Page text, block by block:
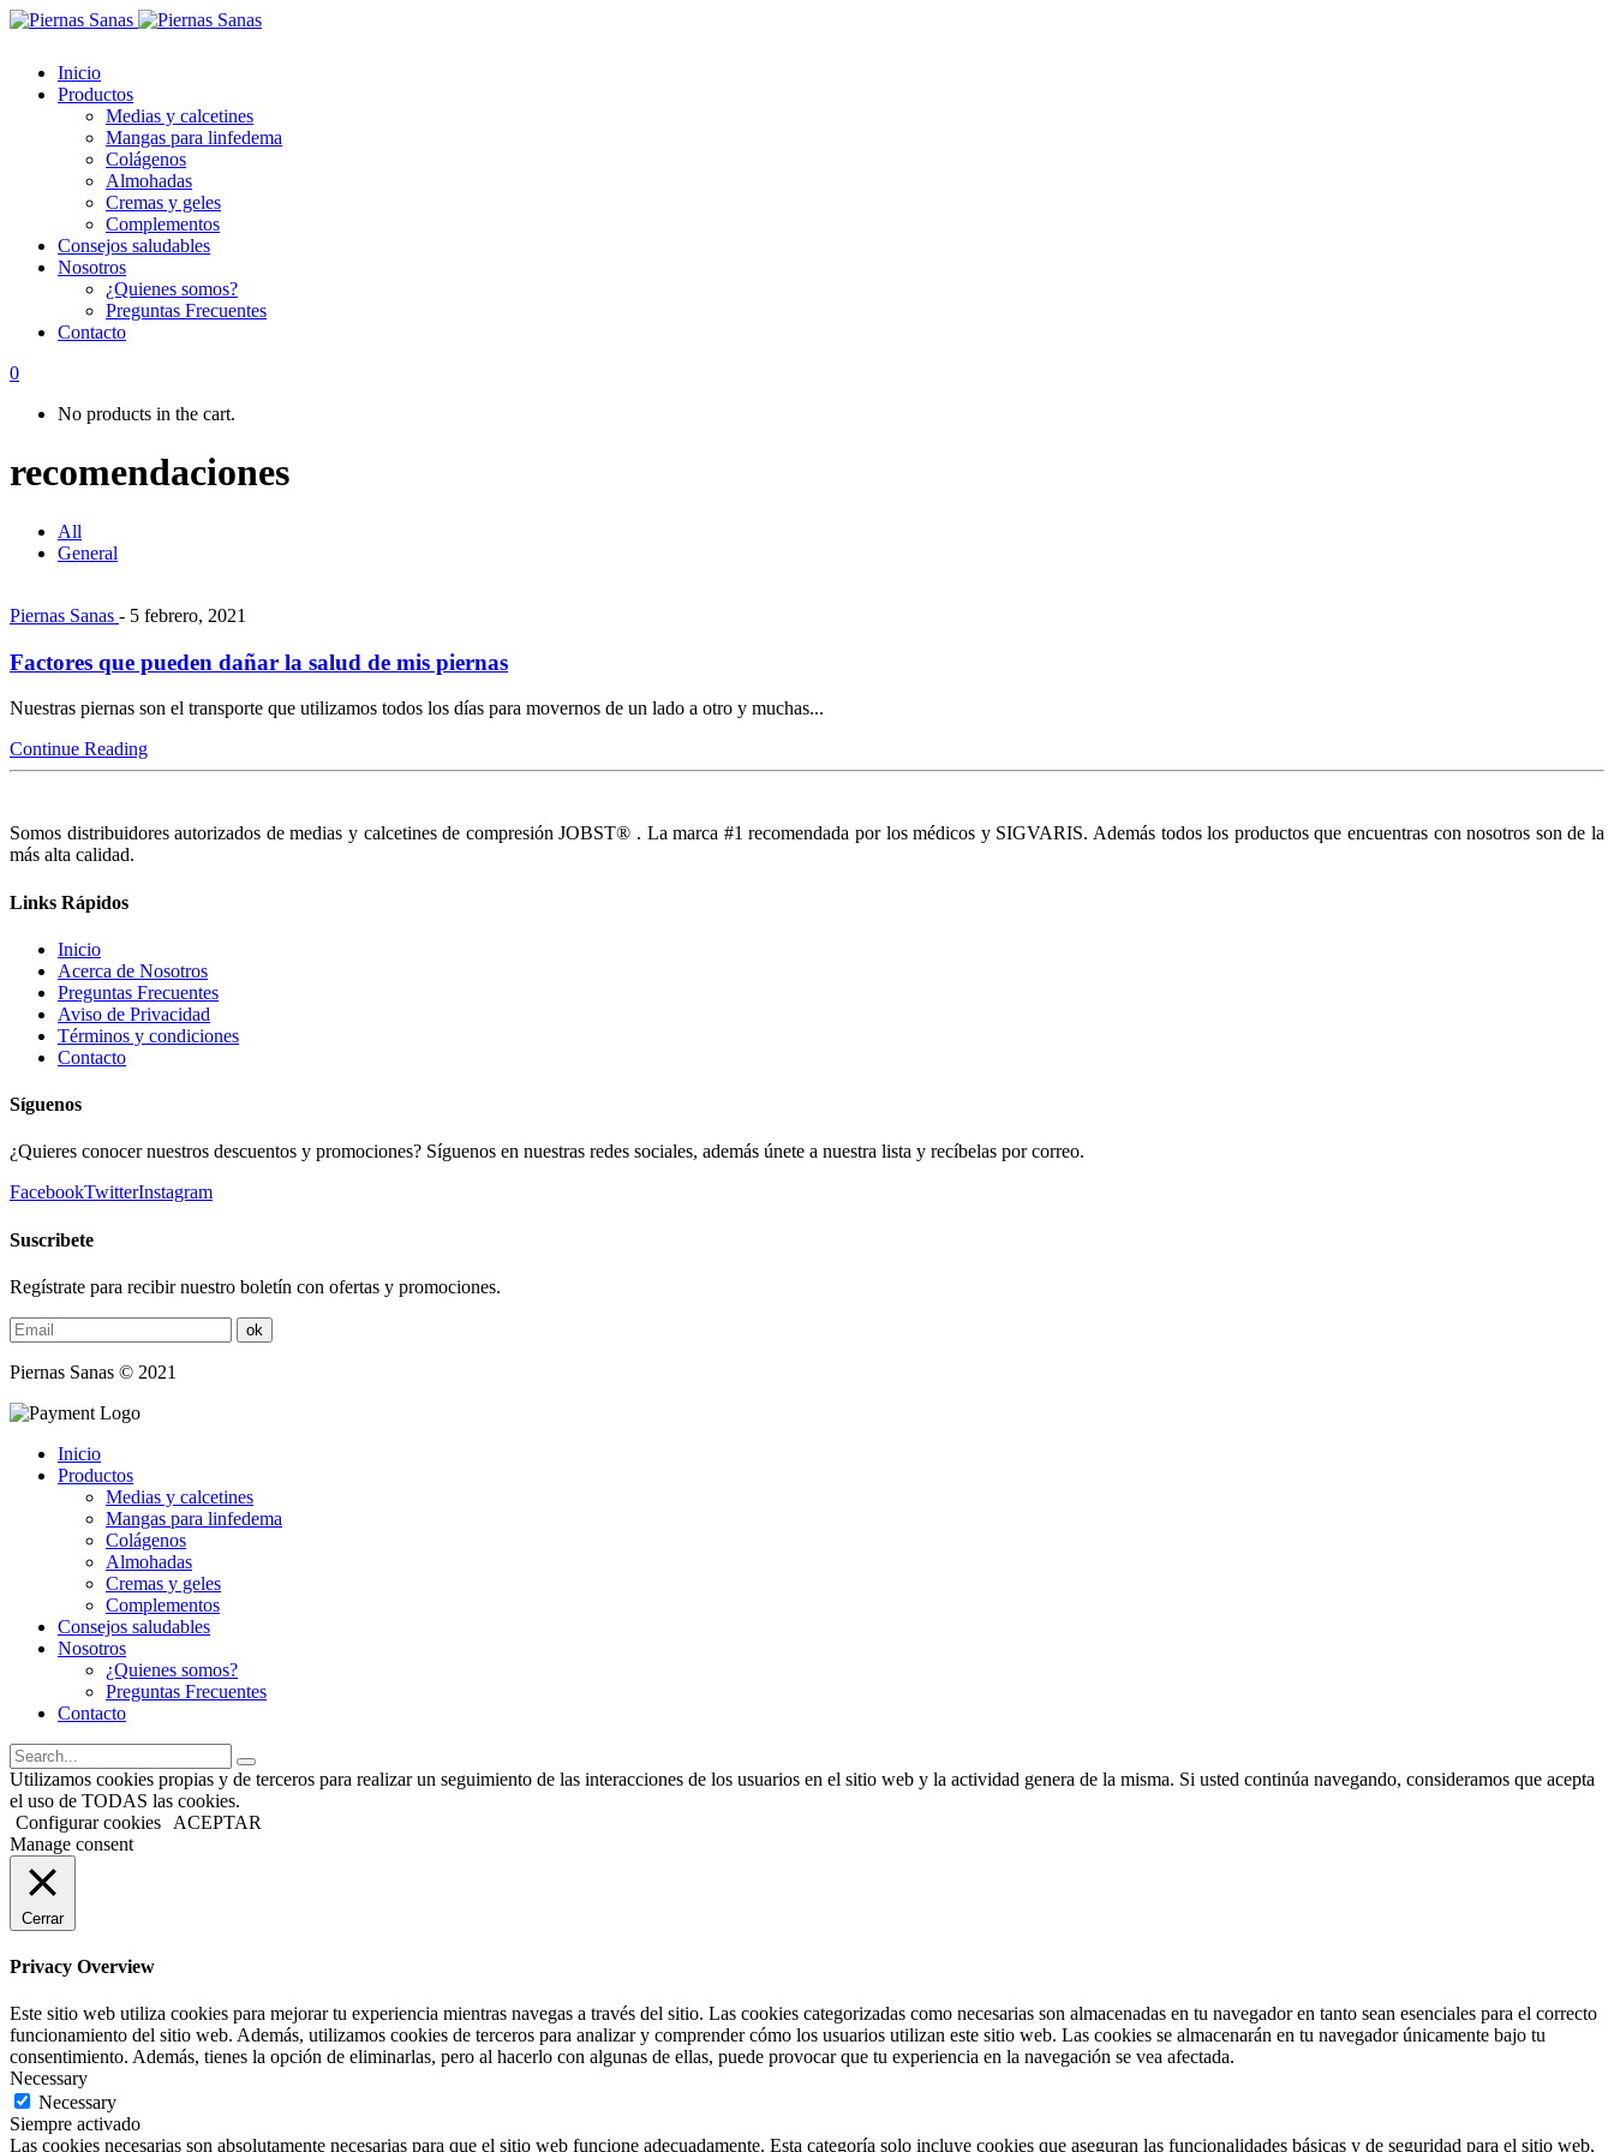
Inicio
Productos
Medias y calcetines
Mangas para linfedema
Colágenos
Almohadas
Cremas y geles
Complementos
Consejos saludables
Nosotros
¿Quienes somos?
Preguntas Frecuentes
Contacto
0
No products in the cart.
recomendaciones
All
General
Piernas Sanas - 5 febrero, 2021
Factores que pueden dañar la salud de mis piernas
Nuestras piernas son el transporte que utilizamos todos los días para movernos de un lado a otro y muchas...
Continue Reading
Somos distribuidores autorizados de medias y calcetines de compresión JOBST® . La marca #1 recomendada por los médicos y SIGVARIS. Además todos los productos que encuentras con nosotros son de la
más alta calidad.
Links Rápidos
Inicio
Acerca de Nosotros
Preguntas Frecuentes
Aviso de Privacidad
Términos y condiciones
Contacto
Síguenos
¿Quieres conocer nuestros descuentos y promociones? Síguenos en nuestras redes sociales, además únete a nuestra lista y recíbelas por correo.
FacebookTwitterInstagram
Suscribete
Regístrate para recibir nuestro boletín con ofertas y promociones.
Piernas Sanas © 2021
Inicio
Productos
Medias y calcetines
Mangas para linfedema
Colágenos
Almohadas
Cremas y geles
Complementos
Consejos saludables
Nosotros
¿Quienes somos?
Preguntas Frecuentes
Contacto
Utilizamos cookies propias y de terceros para realizar un seguimiento de las interacciones de los usuarios en el sitio web y la actividad genera de la misma. Si usted continúa navegando, consideramos que acepta
el uso de TODAS las cookies.
Configurar cookies
ACEPTAR
Manage consent
Cerrar
Privacy Overview
Este sitio web utiliza cookies para mejorar tu experiencia mientras navegas a través del sitio. Las cookies categorizadas como necesarias son almacenadas en tu navegador en tanto sean esenciales para el correcto
funcionamiento del sitio web. Además, utilizamos cookies de terceros para analizar y comprender cómo los usuarios utilizan este sitio web. Las cookies se almacenarán en tu navegador únicamente bajo tu
consentimiento. Además, tienes la opción de eliminarlas, pero al hacerlo con algunas de ellas, puede provocar que tu experiencia en la navegación se vea afectada.
Necessary
Necessary
Siempre activado
Las cookies necesarias son absolutamente necesarias para que el sitio web funcione adecuadamente. Esta categoría solo incluye cookies que aseguran las funcionalidades básicas y de seguridad para el sitio web,